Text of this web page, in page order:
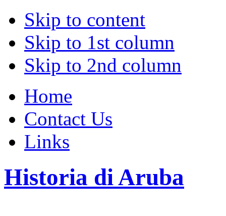
Skip to content
Skip to 1st column
Skip to 2nd column
Home
Contact Us
Links
Historia di Aruba